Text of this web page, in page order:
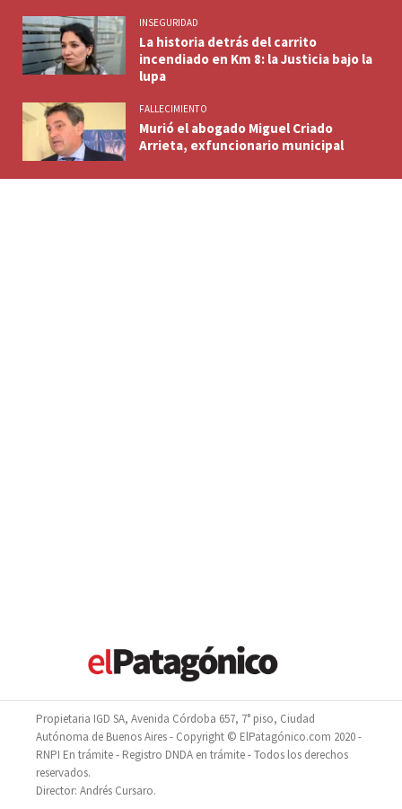
INSEGURIDAD
La historia detrás del carrito
incendiado en Km 8: la Justicia bajo la
lupa
FALLECIMIENTO
Murió el abogado Miguel Criado
Arrieta, exfuncionario municipal
Propietaria IGD SA, Avenida Córdoba 657, 7° piso, Ciudad
Autónoma de Buenos Aires - Copyright © ElPatagónico.com 2020 -
RNPI En trámite - Registro DNDA en trámite - Todos los derechos
reservados.
Director: Andrés Cursaro.